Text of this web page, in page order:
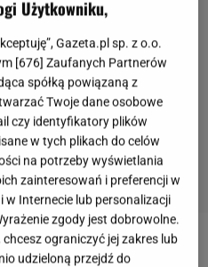
Użytkowniku,
Gazeta.pl sp. z o.o.
[676] Zaufanych Partnerów
spółką powiązaną z
Twoje dane osobowe
czy identyfikatory plików
w tych plikach do celów
na potrzeby wyświetlania
zainteresowań i preferencji w
w Internecie lub personalizacji
zgody jest dobrowolne.
ograniczyć jej zakres lub
udzieloną przejdź do